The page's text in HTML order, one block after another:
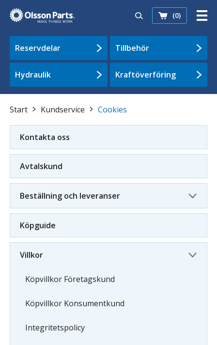
(0)
Reservdelar Tillbehör
Hydraulik Kraftöverföring
Start Kundservice Cookies
Kontakta oss
Avtalskund
Beställning och leveranser
Köpguide
Villkor
Köpvillkor Företagskund
Köpvillkor Konsumentkund
Integritetspolicy